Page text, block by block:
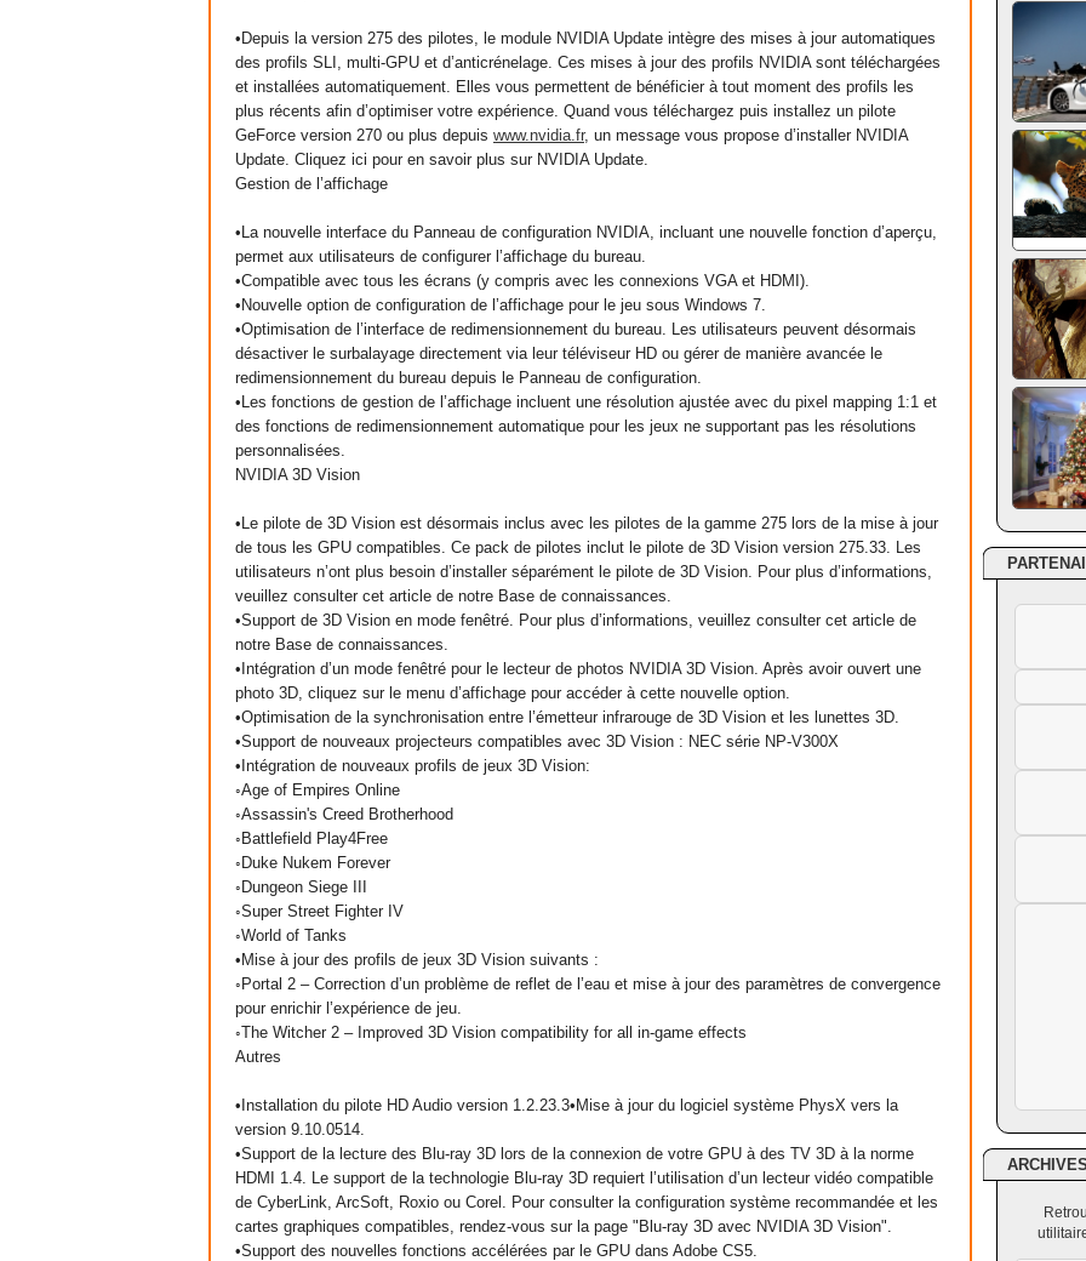
•Depuis la version 275 des pilotes, le module NVIDIA Update intègre des mises à jour automatiques
des profils SLI, multi-GPU et d’anticrénelage. Ces mises à jour des profils NVIDIA sont téléchargées
et installées automatiquement. Elles vous permettent de bénéficier à tout moment des profils les
plus récents afin d’optimiser votre expérience. Quand vous téléchargez puis installez un pilote
GeForce version 270 ou plus depuis www.nvidia.fr, un message vous propose d’installer NVIDIA
Update. Cliquez ici pour en savoir plus sur NVIDIA Update.
Gestion de l’affichage
•La nouvelle interface du Panneau de configuration NVIDIA, incluant une nouvelle fonction d’aperçu,
permet aux utilisateurs de configurer l’affichage du bureau.
•Compatible avec tous les écrans (y compris avec les connexions VGA et HDMI).
•Nouvelle option de configuration de l’affichage pour le jeu sous Windows 7.
•Optimisation de l’interface de redimensionnement du bureau. Les utilisateurs peuvent désormais
désactiver le surbalayage directement via leur téléviseur HD ou gérer de manière avancée le
redimensionnement du bureau depuis le Panneau de configuration.
•Les fonctions de gestion de l’affichage incluent une résolution ajustée avec du pixel mapping 1:1 et
des fonctions de redimensionnement automatique pour les jeux ne supportant pas les résolutions
personnalisées.
NVIDIA 3D Vision
•Le pilote de 3D Vision est désormais inclus avec les pilotes de la gamme 275 lors de la mise à jour
de tous les GPU compatibles. Ce pack de pilotes inclut le pilote de 3D Vision version 275.33. Les
utilisateurs n’ont plus besoin d’installer séparément le pilote de 3D Vision. Pour plus d’informations,
veuillez consulter cet article de notre Base de connaissances.
•Support de 3D Vision en mode fenêtré. Pour plus d’informations, veuillez consulter cet article de
notre Base de connaissances.
•Intégration d’un mode fenêtré pour le lecteur de photos NVIDIA 3D Vision. Après avoir ouvert une
photo 3D, cliquez sur le menu d’affichage pour accéder à cette nouvelle option.
•Optimisation de la synchronisation entre l’émetteur infrarouge de 3D Vision et les lunettes 3D.
•Support de nouveaux projecteurs compatibles avec 3D Vision : NEC série NP-V300X
•Intégration de nouveaux profils de jeux 3D Vision:
◦Age of Empires Online
◦Assassin's Creed Brotherhood
◦Battlefield Play4Free
◦Duke Nukem Forever
◦Dungeon Siege III
◦Super Street Fighter IV
◦World of Tanks
•Mise à jour des profils de jeux 3D Vision suivants :
◦Portal 2 – Correction d’un problème de reflet de l’eau et mise à jour des paramètres de convergence
pour enrichir l’expérience de jeu.
◦The Witcher 2 – Improved 3D Vision compatibility for all in-game effects
Autres
•Installation du pilote HD Audio version 1.2.23.3•Mise à jour du logiciel système PhysX vers la
version 9.10.0514.
•Support de la lecture des Blu-ray 3D lors de la connexion de votre GPU à des TV 3D à la norme
HDMI 1.4. Le support de la technologie Blu-ray 3D requiert l’utilisation d’un lecteur vidéo compatible
de CyberLink, ArcSoft, Roxio ou Corel. Pour consulter la configuration système recommandée et les
cartes graphiques compatibles, rendez-vous sur la page "Blu-ray 3D avec NVIDIA 3D Vision".
•Support des nouvelles fonctions accélérées par le GPU dans Adobe CS5.